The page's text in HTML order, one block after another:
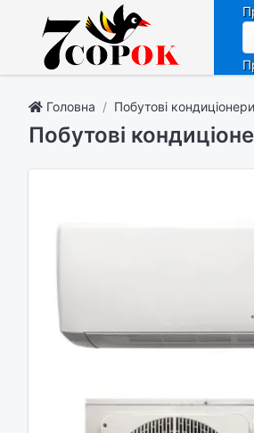
Головна Побутові кондиціонери
Побутові